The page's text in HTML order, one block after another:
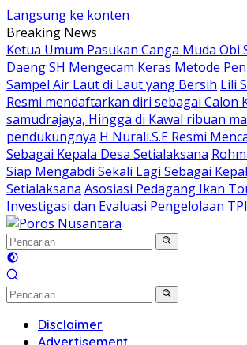
Langsung ke konten
Breaking News
Ketua Umum Pasukan Canga Muda Obi
Daeng SH Mengecam Keras Metode
Sampel Air Laut di Laut yang Bersih Lili
Resmi mendaftarkan diri sebagai Calon
samudrajaya, Hingga di Kawal ribuan
pendukungnya H Nurali.S.E Resmi
Sebagai Kepala Desa Setialaksana
Siap Mengabdi Sekali Lagi Sebagai
Setialaksana Asosiasi Pedagang Ikan
Investigasi dan Evaluasi Pengelolaan TPI
Disclaimer
Advertisement